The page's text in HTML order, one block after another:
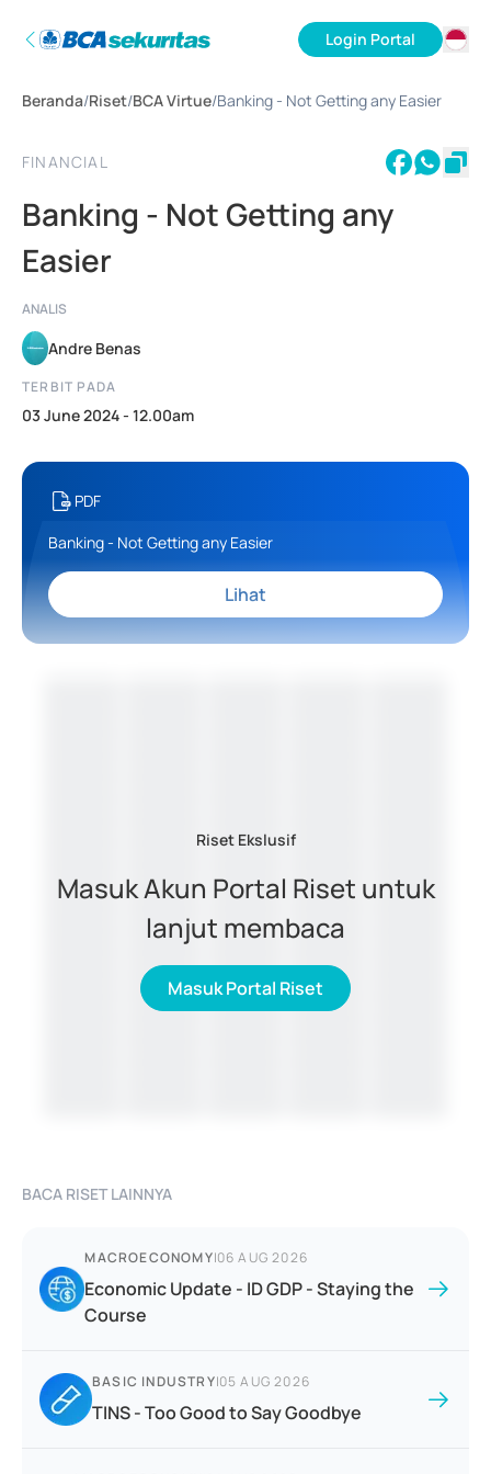
Login Portal
Beranda/Riset/BCA Virtue/Banking - Not Getting any Easier
FINANCIAL
Banking - Not Getting any
Easier
ANALIS
Andre Benas
TERBIT PADA
03 June 2024 - 12.00am
PDF
Banking - Not Getting any Easier
Lihat
Riset Ekslusif
Masuk Akun Portal Riset untuk
lanjut membaca
Masuk Portal Riset
BACA RISET LAINNYA
MACROECONOMY|06 AUG 2026
Economic Update - ID GDP - Staying the
Course
BASIC INDUSTRY|05 AUG 2026
TINS - Too Good to Say Goodbye